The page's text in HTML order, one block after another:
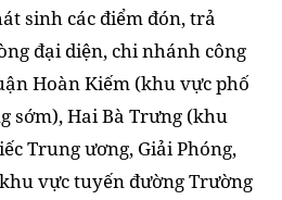
sinh các điểm đón, trả
đại diện, chi nhánh công
Hoàn Kiếm (khu vực phố
sớm), Hai Bà Trưng (khu
Trung ương, Giải Phóng,
vực tuyến đường Trường